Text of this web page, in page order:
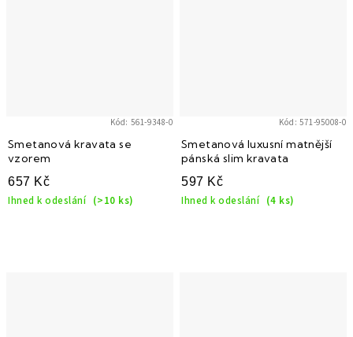
Smetanová kravata se
vzorem
657 Kč
Ihned k odeslání (>10 ks)
Kód: 561-9348-0
Smetanová luxusní matnější
pánská slim kravata
597 Kč
Ihned k odeslání (4 ks)
Kód:571-95008-0